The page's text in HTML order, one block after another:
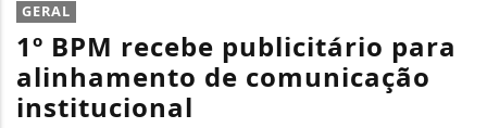
GERAL
1º BPM recebe publicitário para
alinhamento de comunicação
institucional